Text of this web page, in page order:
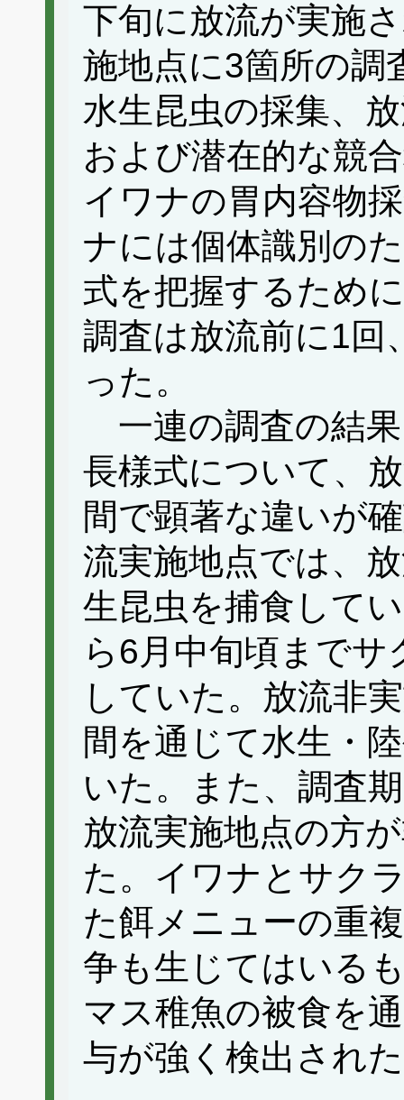
下旬に放流が実施
施地点に3箇所の調
水生昆虫の採集、
および潜在的な競
イワナの胃内容物
ナには個体識別の
式を把握するため
調査は放流前に1回
った。
一連の調査の結
長様式について、
間で顕著な違いが
流実施地点では、
生昆虫を捕食して
ら6月中旬頃まで
していた。放流非
間を通じて水生・
いた。また、調査
放流実施地点の方
た。イワナとサク
た餌メニューの重
争も生じてはいる
マス稚魚の被食を
与が強く検出され